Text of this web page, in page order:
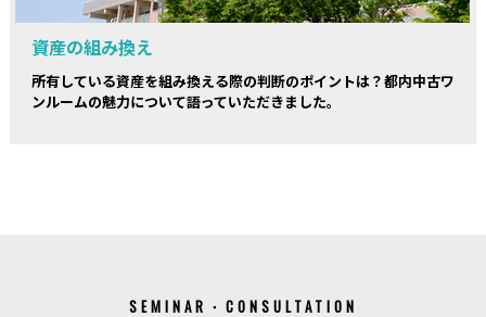
資産の組み換え
所有している資産を組み換える際の判断のポイントは？都内中古ワ
ンルームの魅力について語っていただきました。
SEMINAR・CONSULTATION